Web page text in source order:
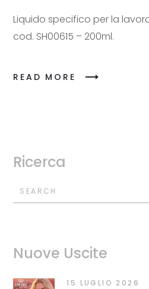
Liquido specifico per la
cod. SH00615 – 200ml.
READ MORE
Ricerca
SEARCH
Nuove Uscite
15 LUGLIO 2026